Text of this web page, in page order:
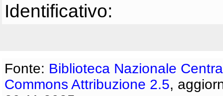
Identificativo:
Fonte: Biblioteca Nazionale
Commons Attribuzione 2.5,